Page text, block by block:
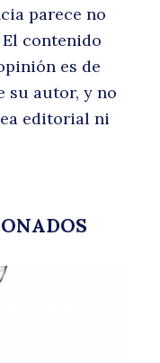
parece no
contenido
es de
su autor, y no
editorial ni
por